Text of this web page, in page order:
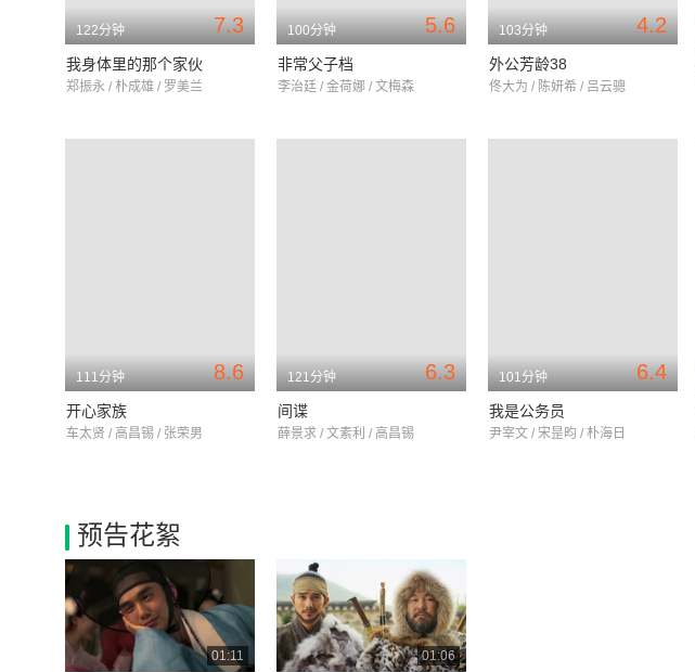
7.3
122分钟
我身体里的那个家伙
郑振永 / 朴成雄 / 罗美兰
5.6
100分钟
非常父子档
李治廷 / 金荷娜 / 文梅森
4.2
103分钟
外公芳龄38
佟大为 / 陈妍希 / 吕云骢
8.6
111分钟
开心家族
车太贤 / 高昌锡 / 张荣男
6.3
121分钟
间谍
薛景求 / 文素利 / 高昌锡
6.4
101分钟
我是公务员
尹宰文 / 宋昰昀 / 朴海日
预告花絮
01:11 01:06